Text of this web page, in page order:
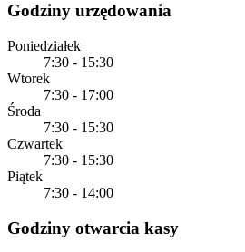
Godziny urzędowania
Poniedziałek
7:30 - 15:30
Wtorek
7:30 - 17:00
Środa
7:30 - 15:30
Czwartek
7:30 - 15:30
Piątek
7:30 - 14:00
Godziny otwarcia kasy